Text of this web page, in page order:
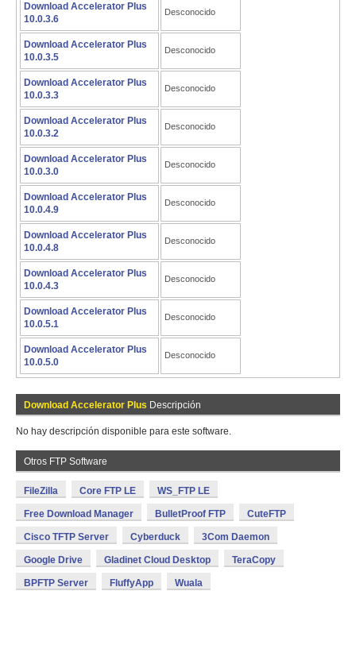
Download Accelerator Plus
10.0.3.6
Desconocido
Download Accelerator Plus
10.0.3.5
Desconocido
Download Accelerator Plus
10.0.3.3
Desconocido
Download Accelerator Plus
10.0.3.2
Desconocido
Download Accelerator Plus
10.0.3.0
Desconocido
Download Accelerator Plus
10.0.4.9
Desconocido
Download Accelerator Plus
10.0.4.8
Desconocido
Download Accelerator Plus
10.0.4.3
Desconocido
Download Accelerator Plus
10.0.5.1
Desconocido
Download Accelerator Plus
10.0.5.0
Desconocido
Download Accelerator Plus Descripción
No hay descripción disponible para este software.
Otros FTP Software
FileZilla Core FTP LE WS_FTP LE
Free Download Manager BulletProof FTP CuteFTP
Cisco TFTP Server Cyberduck 3Com Daemon
Google Drive Gladinet Cloud Desktop TeraCopy
BPFTP Server FluffyApp Wuala